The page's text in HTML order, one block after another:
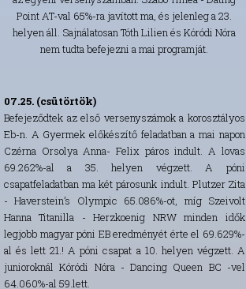
Point AT-val 65%-ra javított ma, és jelenleg a 23.
helyen áll. Sajnálatosan Tóth Lilien és Kóródi Nóra
nem tudta befejezni a mai programját.
07.25. (csütörtök)
Befejeződtek az első versenyszámok a korosztályos
Eb-n. A Gyermek előkészítő feladatban a mai napon
Czérna Orsolya Anna- Felix páros indult. A lovas
69.262%-al a 35. helyen végzett. A póni
csapatfeladatban ma két párosunk indult. Plutzer Zita
- Haverstein’s Olympic 65.086%-ot, míg Szeivolt
Hanna Titanilla - Herzkoenig NRW minden idők
legjobb magyar póni EB eredményét érte el 69.629%-
al és lett 21.! A póni csapat a 10. helyen végzett. A
junioroknál Kóródi Nóra - Dancing Queen BC -vel
64.060%-al 59.lett.